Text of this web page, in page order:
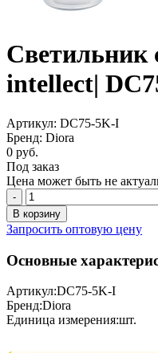
Светильник
intellect|
Артикул: DC75-5K-I
Бренд: Diora
0 руб.
Под заказ
Цена может быть не
-
В корзину
Запросить оптовую цену
Основные
Артикул:DC75-5K-I
Бренд:Diora
Единица измерения:шт.